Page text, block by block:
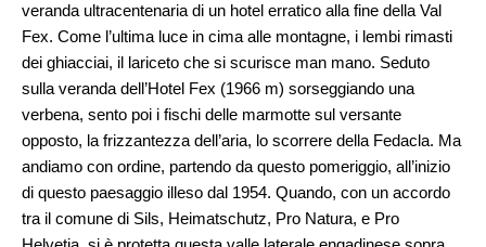
veranda ultracentenaria di un hotel erratico alla fine della Val
Fex. Come l’ultima luce in cima alle montagne, i lembi rimasti
dei ghiacciai, il lariceto che si scurisce man mano. Seduto
sulla veranda dell’Hotel Fex (1966 m) sorseggiando una
verbena, sento poi i fischi delle marmotte sul versante
opposto, la frizzantezza dell’aria, lo scorrere della Fedacla. Ma
andiamo con ordine, partendo da questo pomeriggio, all’inizio
di questo paesaggio illeso dal 1954. Quando, con un accordo
tra il comune di Sils, Heimatschutz, Pro Natura, e Pro